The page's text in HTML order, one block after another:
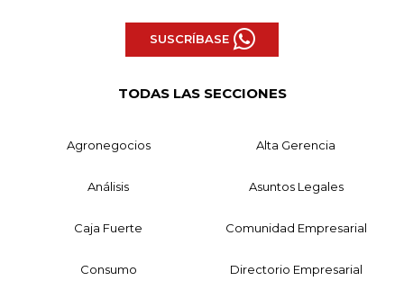
SUSCRÍBASE
TODAS LAS SECCIONES
Agronegocios Alta Gerencia
Análisis Asuntos Legales
Caja Fuerte Comunidad Empresarial
Consumo Directorio Empresarial